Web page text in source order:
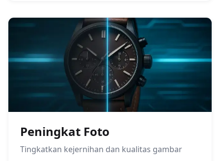
Peningkat Foto
Tingkatkan kejernihan dan kualitas gambar